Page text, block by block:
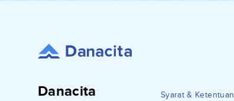
Danacita Syarat & Ketentuan